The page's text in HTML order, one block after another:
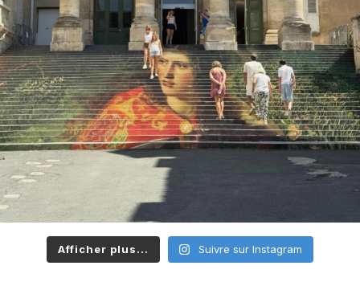
Afficher plus... Suivre sur Instagram